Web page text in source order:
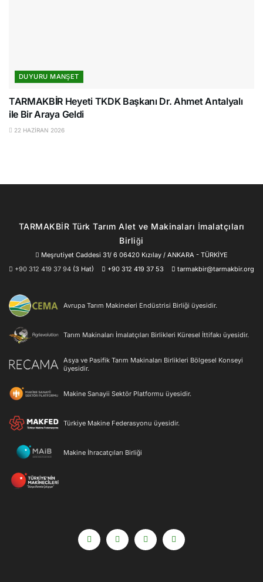
DUYURU MANŞET
TARMAKBİR Heyeti TKDK Başkanı Dr. Ahmet Antalyalı
ile Bir Araya Geldi
22 HAZIRAN 2026
TARMAKBİR Türk Tarım Alet ve Makinaları İmalatçıları
Birliği
Meşrutiyet Caddesi 31/ 6 06420 Kızılay / ANKARA - TÜRKİYE
+90 312 419 37 94 (3 Hat) +90 312 419 37 53 tarmakbir@tarmakbir.org
Avrupa Tarım Makineleri Endüstrisi Birliği üyesidir.
Tarım Makinaları İmalatçıları Birlikleri Küresel İttifakı üyesidir.
Asya ve Pasifik Tarım Makinaları Birlikleri Bölgesel Konseyi
üyesidir.
Makine Sanayii Sektör Platformu üyesidir.
Türkiye Makine Federasyonu üyesidir.
Makine İhracatçıları Birliği